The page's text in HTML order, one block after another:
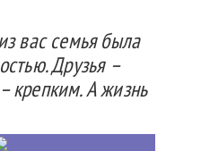
вас семья была
Друзья –
крепким. А жизнь